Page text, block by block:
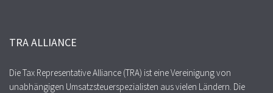
TRA ALLIANCE
Die Tax Representative Alliance (TRA) ist eine Vereinigung von
unabhängigen Umsatzsteuerspezialisten aus vielen Ländern. Die